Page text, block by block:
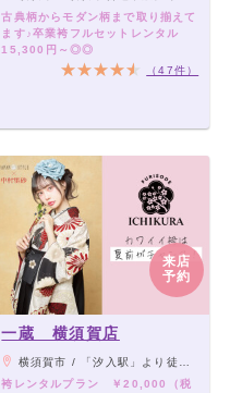
古典柄からモダン柄まで取り揃えて
ます♪卒業袴フルセットレンタル
15,300円～◎◎
（47件）
来店
予約
一蔵 横須賀店
横須賀市 / 「汐入駅」より徒歩1分
袴レンタルプラン ￥20,000（税